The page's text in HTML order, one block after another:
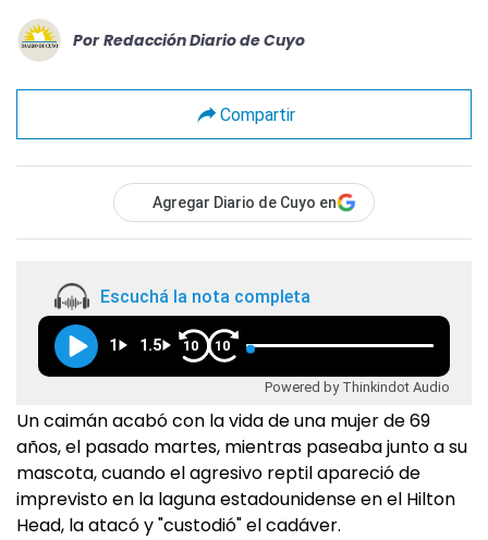
Por Redacción Diario de Cuyo
Compartir
Agregar Diario de Cuyo en
Escuchá la nota completa
1 1.5 10 10
Powered by Thinkindot Audio
Un caimán acabó con la vida de una mujer de 69
años, el pasado martes, mientras paseaba junto a su
mascota, cuando el agresivo reptil apareció de
imprevisto en la laguna estadounidense en el Hilton
Head, la atacó y "custodió" el cadáver.